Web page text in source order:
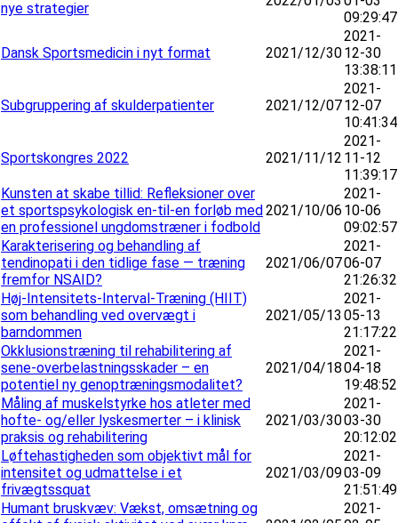
nye strategier
09:29:47
Dansk Sportsmedicin i nyt format 2021/12/30
2021-
12-30
13:38:11
Subgruppering af skulderpatienter 2021/12/07
2021-
12-07
10:41:34
Sportskongres 2022 2021/11/12
2021-
11-12
11:39:17
Kunsten at skabe tillid: Refleksioner over
et sportspsykologisk en-til-en forløb med
en professionel ungdomstræner i fodbold
2021/10/06
2021-
10-06
09:02:57
Karakterisering og behandling af
tendinopati i den tidlige fase — træning
fremfor NSAID?
2021/06/07
2021-
06-07
21:26:32
Høj-Intensitets-Interval-Træning (HIIT)
som behandling ved overvægt i
barndommen
2021/05/13
2021-
05-13
21:17:22
Okklusionstræning til rehabilitering af
sene-overbelastningsskader – en
potentiel ny genoptræningsmodalitet?
2021/04/18
2021-
04-18
19:48:52
Måling af muskelstyrke hos atleter med
hofte- og/eller lyskesmerter – i klinisk
praksis og rehabilitering
2021/03/30
2021-
03-30
20:12:02
Løftehastigheden som objektivt mål for
intensitet og udmattelse i et
frivægtssquat
2021/03/09
2021-
03-09
21:51:49
Humant bruskvæv: Vækst, omsætning og
2021-